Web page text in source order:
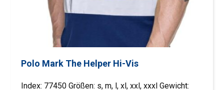
Polo Mark The Helper Hi-Vis
Index: 77450 Größen: s, m, l, xl, xxl, xxxl Gewicht: